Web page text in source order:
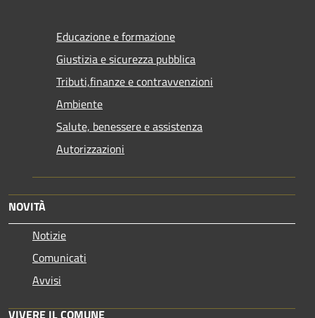
Educazione e formazione
Giustizia e sicurezza pubblica
Tributi,finanze e contravvenzioni
Ambiente
Salute, benessere e assistenza
Autorizzazioni
NOVITÀ
Notizie
Comunicati
Avvisi
VIVERE IL COMUNE